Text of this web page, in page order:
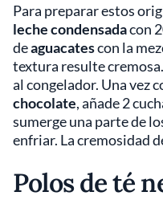
Para preparar estos
leche condensadacon
deaguacatescon la
textura resulte
al congelador. Una vez
chocolate, añade 2
sumerge una parte de
enfriar. La cremosidad
Polos de té